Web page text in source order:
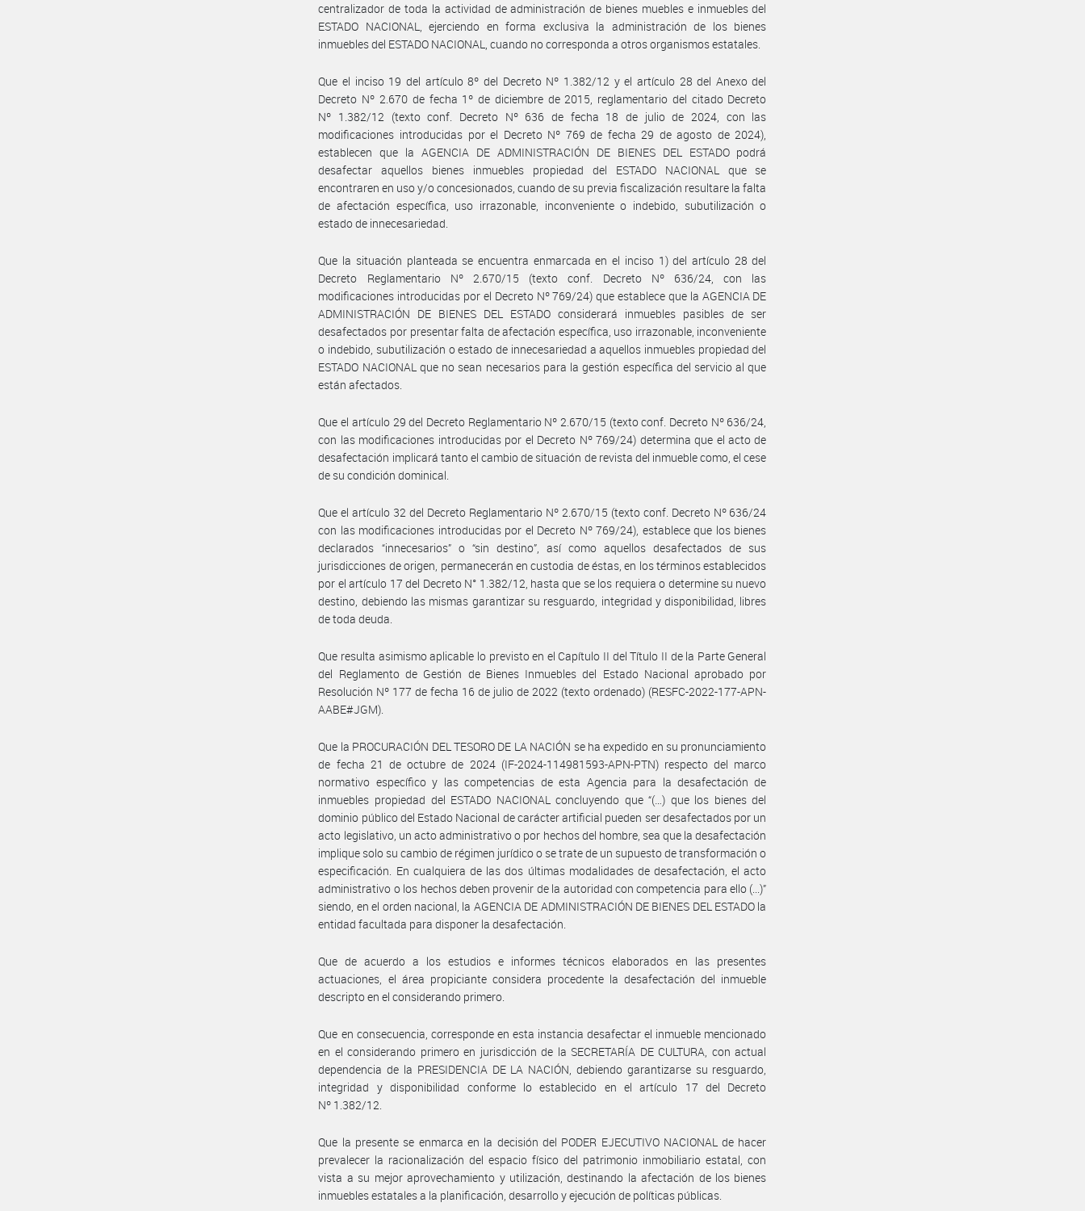
centralizador de toda la actividad de administración de bienes muebles e inmuebles del
ESTADO NACIONAL, ejerciendo en forma exclusiva la administración de los bienes
inmuebles del ESTADO NACIONAL, cuando no corresponda a otros organismos estatales.
Que el inciso 19 del artículo 8º del Decreto Nº 1.382/12 y el artículo 28 del Anexo del
Decreto Nº 2.670 de fecha 1º de diciembre de 2015, reglamentario del citado Decreto
Nº 1.382/12 (texto conf. Decreto Nº 636 de fecha 18 de julio de 2024, con las
modificaciones introducidas por el Decreto Nº 769 de fecha 29 de agosto de 2024),
establecen que la AGENCIA DE ADMINISTRACIÓN DE BIENES DEL ESTADO podrá
desafectar aquellos bienes inmuebles propiedad del ESTADO NACIONAL que se
encontraren en uso y/o concesionados, cuando de su previa fiscalización resultare la falta
de afectación específica, uso irrazonable, inconveniente o indebido, subutilización o
estado de innecesariedad.
Que la situación planteada se encuentra enmarcada en el inciso 1) del artículo 28 del
Decreto Reglamentario Nº 2.670/15 (texto conf. Decreto Nº 636/24, con las
modificaciones introducidas por el Decreto Nº 769/24) que establece que la AGENCIA DE
ADMINISTRACIÓN DE BIENES DEL ESTADO considerará inmuebles pasibles de ser
desafectados por presentar falta de afectación específica, uso irrazonable, inconveniente
o indebido, subutilización o estado de innecesariedad a aquellos inmuebles propiedad del
ESTADO NACIONAL que no sean necesarios para la gestión específica del servicio al que
están afectados.
Que el artículo 29 del Decreto Reglamentario Nº 2.670/15 (texto conf. Decreto Nº 636/24,
con las modificaciones introducidas por el Decreto Nº 769/24) determina que el acto de
desafectación implicará tanto el cambio de situación de revista del inmueble como, el cese
de su condición dominical.
Que el artículo 32 del Decreto Reglamentario Nº 2.670/15 (texto conf. Decreto Nº 636/24
con las modificaciones introducidas por el Decreto Nº 769/24), establece que los bienes
declarados “innecesarios” o “sin destino”, así como aquellos desafectados de sus
jurisdicciones de origen, permanecerán en custodia de éstas, en los términos establecidos
por el artículo 17 del Decreto N° 1.382/12, hasta que se los requiera o determine su nuevo
destino, debiendo las mismas garantizar su resguardo, integridad y disponibilidad, libres
de toda deuda.
Que resulta asimismo aplicable lo previsto en el Capítulo II del Título II de la Parte General
del Reglamento de Gestión de Bienes Inmuebles del Estado Nacional aprobado por
Resolución Nº 177 de fecha 16 de julio de 2022 (texto ordenado) (RESFC-2022-177-APN-
AABE#JGM).
Que la PROCURACIÓN DEL TESORO DE LA NACIÓN se ha expedido en su pronunciamiento
de fecha 21 de octubre de 2024 (IF-2024-114981593-APN-PTN) respecto del marco
normativo específico y las competencias de esta Agencia para la desafectación de
inmuebles propiedad del ESTADO NACIONAL concluyendo que “(…) que los bienes del
dominio público del Estado Nacional de carácter artificial pueden ser desafectados por un
acto legislativo, un acto administrativo o por hechos del hombre, sea que la desafectación
implique solo su cambio de régimen jurídico o se trate de un supuesto de transformación o
especificación. En cualquiera de las dos últimas modalidades de desafectación, el acto
administrativo o los hechos deben provenir de la autoridad con competencia para ello (...)”
siendo, en el orden nacional, la AGENCIA DE ADMINISTRACIÓN DE BIENES DEL ESTADO la
entidad facultada para disponer la desafectación.
Que de acuerdo a los estudios e informes técnicos elaborados en las presentes
actuaciones, el área propiciante considera procedente la desafectación del inmueble
descripto en el considerando primero.
Que en consecuencia, corresponde en esta instancia desafectar el inmueble mencionado
en el considerando primero en jurisdicción de la SECRETARÍA DE CULTURA, con actual
dependencia de la PRESIDENCIA DE LA NACIÓN, debiendo garantizarse su resguardo,
integridad y disponibilidad conforme lo establecido en el artículo 17 del Decreto
Nº 1.382/12.
Que la presente se enmarca en la decisión del PODER EJECUTIVO NACIONAL de hacer
prevalecer la racionalización del espacio físico del patrimonio inmobiliario estatal, con
vista a su mejor aprovechamiento y utilización, destinando la afectación de los bienes
inmuebles estatales a la planificación, desarrollo y ejecución de políticas públicas.